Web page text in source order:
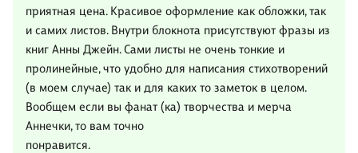
приятная цена. Красивое оформление как обложки, так
и самих листов. Внутри блокнота присутствуют фразы из
книг Анны Джейн. Сами листы не очень тонкие и
пролинейные, что удобно для написания стихотворений
(в моем случае) так и для каких то заметок в целом.
Вообщем если вы фанат (ка) творчества и мерча
Аннечки, то вам точно
понравится.